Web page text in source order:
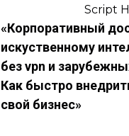
Script
«Корпоративный
искуственному
без vpn и
Как быстро
свой бизнес»